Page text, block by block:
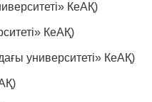
КеАҚ)
КеАҚ)
университеті» КеАҚ)